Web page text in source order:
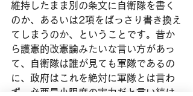
維持したまま別の条文に自衛隊を書く
のか、あるいは2項をばっさり書き換え
てしまうのか、ということです。昔か
ら護憲的改憲論みたいな言い方があっ
て、自衛隊は誰が見ても軍隊であるの
に、政府はこれを絶対に軍隊とは言わ
ず、必要最小限度の実力だと言い続け